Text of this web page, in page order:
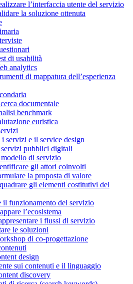
l’interfaccia utente del servizio
la soluzione ottenuta
di usabilità
analytics
di mappatura dell’esperienza
documentale
benchmark
euristica
i servizi e il service design
servizi pubblici digitali
di servizio
gli attori coinvolti
la proposta di valore
gli elementi costitutivi del
il funzionamento del servizio
l’ecosistema
i flussi di servizio
le soluzioni
di co-progettazione
design
sui contenuti e il linguaggio
discovery